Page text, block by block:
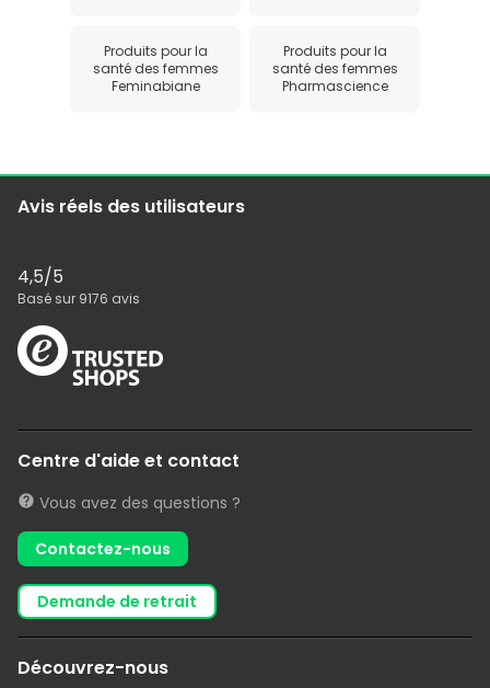
Produits pour la
santé des femmes
Feminabiane
Produits pour la
santé des femmes
Pharmascience
Avis réels des utilisateurs
4,5/5
Basé sur 9176 avis
Centre d'aide et contact
Vous avez des questions ?
Contactez-nous
demande de retrait
Découvrez-nous